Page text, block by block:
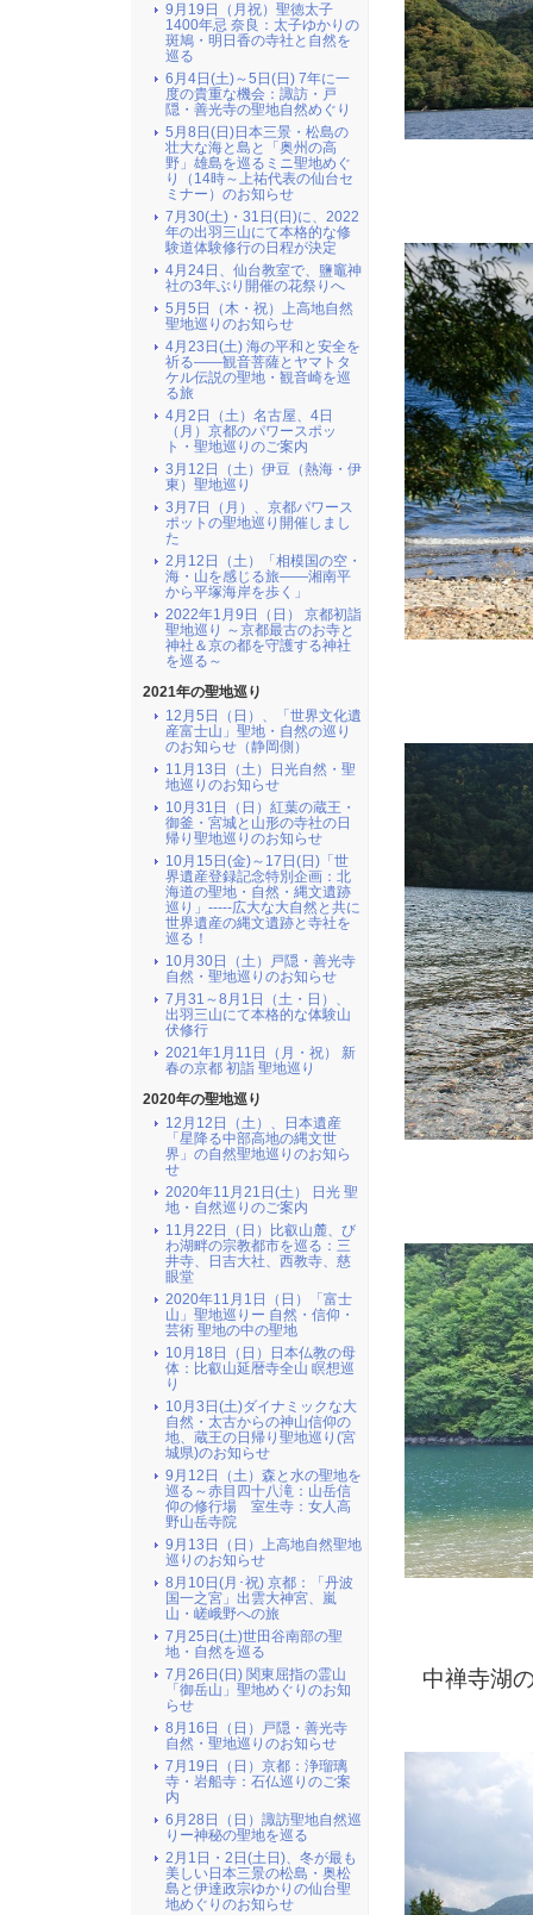
中禅寺湖
9月19日（月祝）聖徳太子
1400年忌 奈良：太子ゆかりの
斑鳩・明日香の寺社と自然を
巡る
6月4日(土)～5日(日) 7年に一
度の貴重な機会：諏訪・戸
隠・善光寺の聖地自然めぐり
5月8日(日)日本三景・松島の
壮大な海と島と「奥州の高
野」雄島を巡るミニ聖地めぐ
り（14時～上祐代表の仙台セ
ミナー）のお知らせ
7月30(土)・31日(日)に、2022
年の出羽三山にて本格的な修
験道体験修行の日程が決定
4月24日、仙台教室で、鹽竈神
社の3年ぶり開催の花祭りへ
5月5日（木・祝）上高地自然
聖地巡りのお知らせ
4月23日(土) 海の平和と安全を
祈る――観音菩薩とヤマトタ
ケル伝説の聖地・観音崎を巡
る旅
4月2日（土）名古屋、4日
（月）京都のパワースポッ
ト・聖地巡りのご案内
3月12日（土）伊豆（熱海・伊
東）聖地巡り
3月7日（月）、京都パワース
ポットの聖地巡り開催しまし
た
2月12日（土）「相模国の空・
海・山を感じる旅――湘南平
から平塚海岸を歩く」
2022年1月9日（日） 京都初詣
聖地巡り ～京都最古のお寺と
神社＆京の都を守護する神社
を巡る～
2021年の聖地巡り
12月5日（日）、「世界文化遺
産富士山」聖地・自然の巡り
のお知らせ（静岡側）
11月13日（土）日光自然・聖
地巡りのお知らせ
10月31日（日）紅葉の蔵王・
御釜・宮城と山形の寺社の日
帰り聖地巡りのお知らせ
10月15日(金)～17日(日)「世
界遺産登録記念特別企画：北
海道の聖地・自然・縄文遺跡
巡り」-----広大な大自然と共に
世界遺産の縄文遺跡と寺社を
巡る！
10月30日（土）戸隠・善光寺
自然・聖地巡りのお知らせ
7月31～8月1日（土・日）、
出羽三山にて本格的な体験山
伏修行
2021年1月11日（月・祝） 新
春の京都 初詣 聖地巡り
2020年の聖地巡り
12月12日（土）、日本遺産
「星降る中部高地の縄文世
界」の自然聖地巡りのお知ら
せ
2020年11月21日(土） 日光 聖
地・自然巡りのご案内
11月22日（日）比叡山麓、び
わ湖畔の宗教都市を巡る：三
井寺、日吉大社、西教寺、慈
眼堂
2020年11月1日（日）「富士
山」聖地巡りー 自然・信仰・
芸術 聖地の中の聖地
10月18日（日）日本仏教の母
体：比叡山延暦寺全山 瞑想巡
り
10月3日(土)ダイナミックな大
自然・太古からの神山信仰の
地、蔵王の日帰り聖地巡り(宮
城県)のお知らせ
9月12日（土）森と水の聖地を
巡る～赤目四十八滝：山岳信
仰の修行場 室生寺：女人高
野山岳寺院
9月13日（日）上高地自然聖地
巡りのお知らせ
8月10日(月･祝) 京都：「丹波
国一之宮」出雲大神宮、嵐
山・嵯峨野への旅
7月25日(土)世田谷南部の聖
地・自然を巡る
7月26日(日) 関東屈指の霊山
「御岳山」聖地めぐりのお知
らせ
8月16日（日）戸隠・善光寺
自然・聖地巡りのお知らせ
7月19日（日）京都：浄瑠璃
寺・岩船寺：石仏巡りのご案
内
6月28日（日）諏訪聖地自然巡
りー神秘の聖地を巡る
2月1日・2日(土日)、冬が最も
美しい日本三景の松島・奥松
島と伊達政宗ゆかりの仙台聖
地めぐりのお知らせ